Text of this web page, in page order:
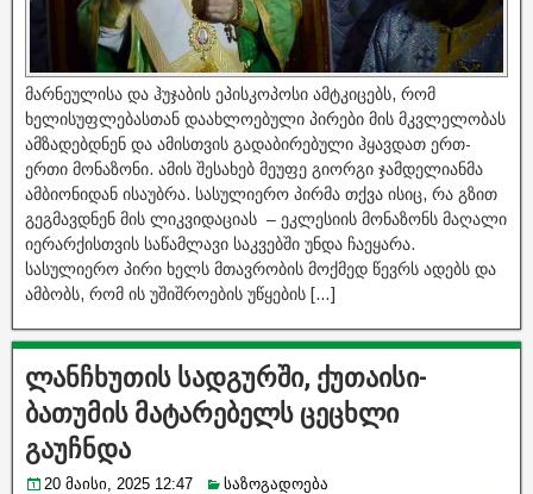
მარნეულისა და ჰუჯაბის ეპისკოპოსი ამტკიცებს, რომ
ხელისუფლებასთან დაახლოებული პირები მის მკვლელობას
ამზადებდნენ და ამისთვის გადაბირებული ჰყავდათ ერთ-
ერთი მონაზონი. ამის შესახებ მეუფე გიორგი ჯამდელიანმა
ამბიონიდან ისაუბრა. სასულიერო პირმა თქვა ისიც, რა გზით
გეგმავდნენ მის ლიკვიდაციას – ეკლესიის მონაზონს მაღალი
იერარქისთვის საწამლავი საკვებში უნდა ჩაეყარა.
სასულიერო პირი ხელს მთავრობის მოქმედ წევრს ადებს და
ამბობს, რომ ის უშიშროების უწყების […]
ლანჩხუთის სადგურში, ქუთაისი-
ბათუმის მატარებელს ცეცხლი
გაუჩნდა
20 მაისი, 2025 12:47 საზოგადოება